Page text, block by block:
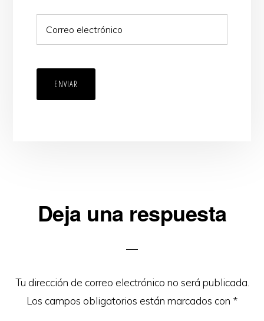
ENVIAR
Interacciones
lectores
Deja una respuesta
Tu dirección de correo electrónico no será publicada.
Los campos obligatorios están marcados con *